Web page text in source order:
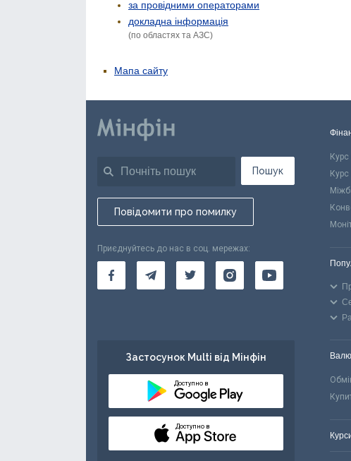
за провідними операторами
докладна інформація
(по областях та АЗС)
Мапа сайту
Пошук
Повідомити про помилку
Приєднуйтесь до нас в соц. мережах:
Застосунок Multi від Мінфін
Доступно в
Доступно в